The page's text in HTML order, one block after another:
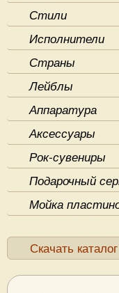
Стили
Исполнители
Страны
Лейблы
Аппаратура
Аксессуары
Рок-сувениры
Подарочный
Мойка
Скачать каталог